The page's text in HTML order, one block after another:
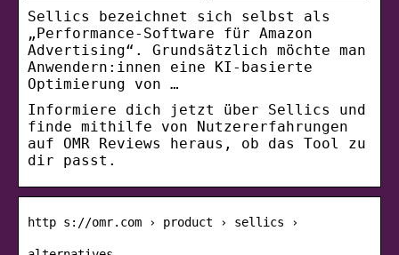
Sellics bezeichnet sich selbst als
„Performance-Software für Amazon
Advertising“. Grundsätzlich möchte man
Anwendern:innen eine KI-basierte
Optimierung von …
Informiere dich jetzt über Sellics und
finde mithilfe von Nutzererfahrungen
auf OMR Reviews heraus, ob das Tool zu
dir passt.
http s://omr.com › product › sellics ›